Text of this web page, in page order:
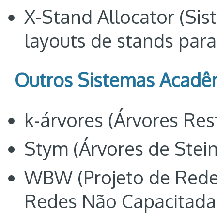
X-Stand Allocator
layouts de stands
Outros Sistemas
k-árvores (Árvores
Stym (Árvores de
WBW (Projeto de
Redes Não